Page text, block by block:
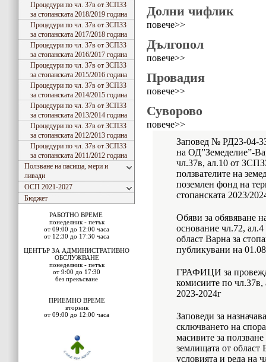
Процедури по чл. 37в от ЗСПЗЗ
за стопанската 2018/2019 година
Процедури по чл. 37в от ЗСПЗЗ
за стопанската 2017/2018 година
Процедури по чл. 37в от ЗСПЗЗ
за стопанската 2016/2017 година
Процедури по чл. 37в от ЗСПЗЗ
за стопанската 2015/2016 година
Процедури по чл. 37в от ЗСПЗЗ
за стопанската 2014/2015 година
Процедури по чл. 37в от ЗСПЗЗ
за стопанската 2013/2014 година
Процедури по чл. 37в от ЗСПЗЗ
за стопанската 2012/2013 година
Процедури по чл. 37в от ЗСПЗЗ
за стопанската 2011/2012 година
Ползване на пасища, мери и
ливади
ОСП 2021-2027
Бюджет
РАБОТНО ВРЕМЕ
понеделник - петък
от 09:00 до 12:00 часа
от 12:30 до 17:30 часа
ЦЕНТЪР ЗА АДМИНИСТРАТИВНО
ОБСЛУЖВАНЕ
понеделник - петък
от 9:00 до 17:30
без прекъсване
ПРИЕМНО ВРЕМЕ
вторник
от 09:00 до 12:00 часа
Долни чифлик
повече>>
Дългопол
повече>>
Провадия
повече>>
Суворово
повече>>
Заповед № РД23-04-
на ОД”Земеделие”-
чл.37в, ал.10 от
ползвателите на
поземлен фонд на
стопанската 2023/
Обяви за обявяване
основание чл.72,
област Варна за
публикувани на
ГРАФИЦИ за
комисиите по чл.37в,
2023-2024г
Заповеди за
сключването на
масивите за
землищата от
условията и реда на